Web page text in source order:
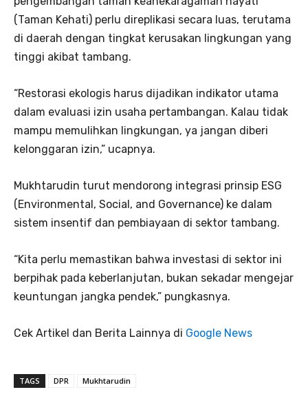
(Taman Kehati) perlu direplikasi secara luas, terutama
di daerah dengan tingkat kerusakan lingkungan yang
tinggi akibat tambang.
“Restorasi ekologis harus dijadikan indikator utama
dalam evaluasi izin usaha pertambangan. Kalau tidak
mampu memulihkan lingkungan, ya jangan diberi
kelonggaran izin,” ucapnya.
Mukhtarudin turut mendorong integrasi prinsip ESG
(Environmental, Social, and Governance) ke dalam
sistem insentif dan pembiayaan di sektor tambang.
“Kita perlu memastikan bahwa investasi di sektor ini
berpihak pada keberlanjutan, bukan sekadar mengejar
keuntungan jangka pendek,” pungkasnya.
Cek Artikel dan Berita Lainnya di Google News
TAGS DPR Mukhtarudin